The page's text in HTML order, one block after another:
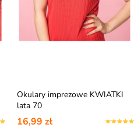
Okulary imprezowe KWIATKI
lata 70
16,99 zł